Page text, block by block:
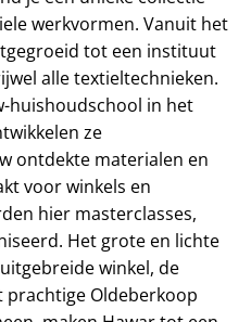
werkvormen. Vanuit het
tot een instituut
alle textieltechnieken.
huishoudschool in het
ze
ontdekte materialen en
voor winkels en
hier masterclasses,
Het grote en lichte
winkel, de
Oldeberkoop